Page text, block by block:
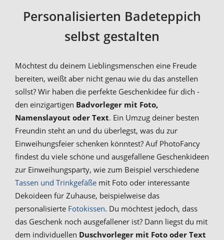
Personalisierten Badeteppich
selbst gestalten
Möchtest du deinem Lieblingsmenschen eine Freude
bereiten, weißt aber nicht genau wie du das anstellen
sollst? Wir haben die perfekte Geschenkidee für dich -
den einzigartigen Badvorleger mit Foto,
Namenslayout oder Text. Ein Umzug deiner besten
Freundin steht an und du überlegst, was du zur
Einweihungsfeier schenken könntest? Auf PhotoFancy
findest du viele schöne und ausgefallene Geschenkideen
zur Einweihungsparty, wie zum Beispiel verschiedene
Tassen und Trinkgefäße mit Foto oder interessante
Dekoideen für Zuhause, beispielweise das
personalisierte Fotokissen. Du möchtest jedoch, dass
das Geschenk noch ausgefallener ist? Dann liegst du mit
dem individuellen Duschvorleger mit Foto oder Text